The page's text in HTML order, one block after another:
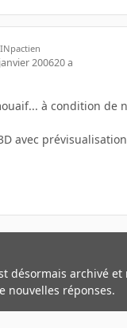
INpactien
200620 a
à condition de
avec
désormais archivé
nouvelles réponses.